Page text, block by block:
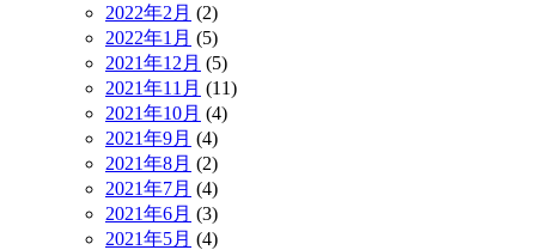
2022年2月 (2)
2022年1月 (5)
2021年12月 (5)
2021年11月 (11)
2021年10月 (4)
2021年9月 (4)
2021年8月 (2)
2021年7月 (4)
2021年6月 (3)
2021年5月 (4)